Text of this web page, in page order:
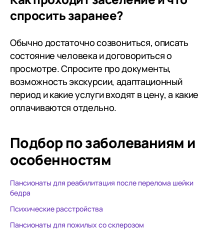
спросить заранее?
Обычно достаточно созвониться, описать
состояние человека и договориться о
просмотре. Спросите про документы,
возможность экскурсии, адаптационный
период и какие услуги входят в цену, а какие
оплачиваются отдельно.
Подбор по заболеваниям и
особенностям
Пансионаты для реабилитация после перелома шейки
бедра
Психические расстройства
Пансионаты для пожилых со склерозом